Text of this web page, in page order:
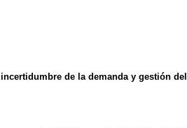
de la demanda y gestión